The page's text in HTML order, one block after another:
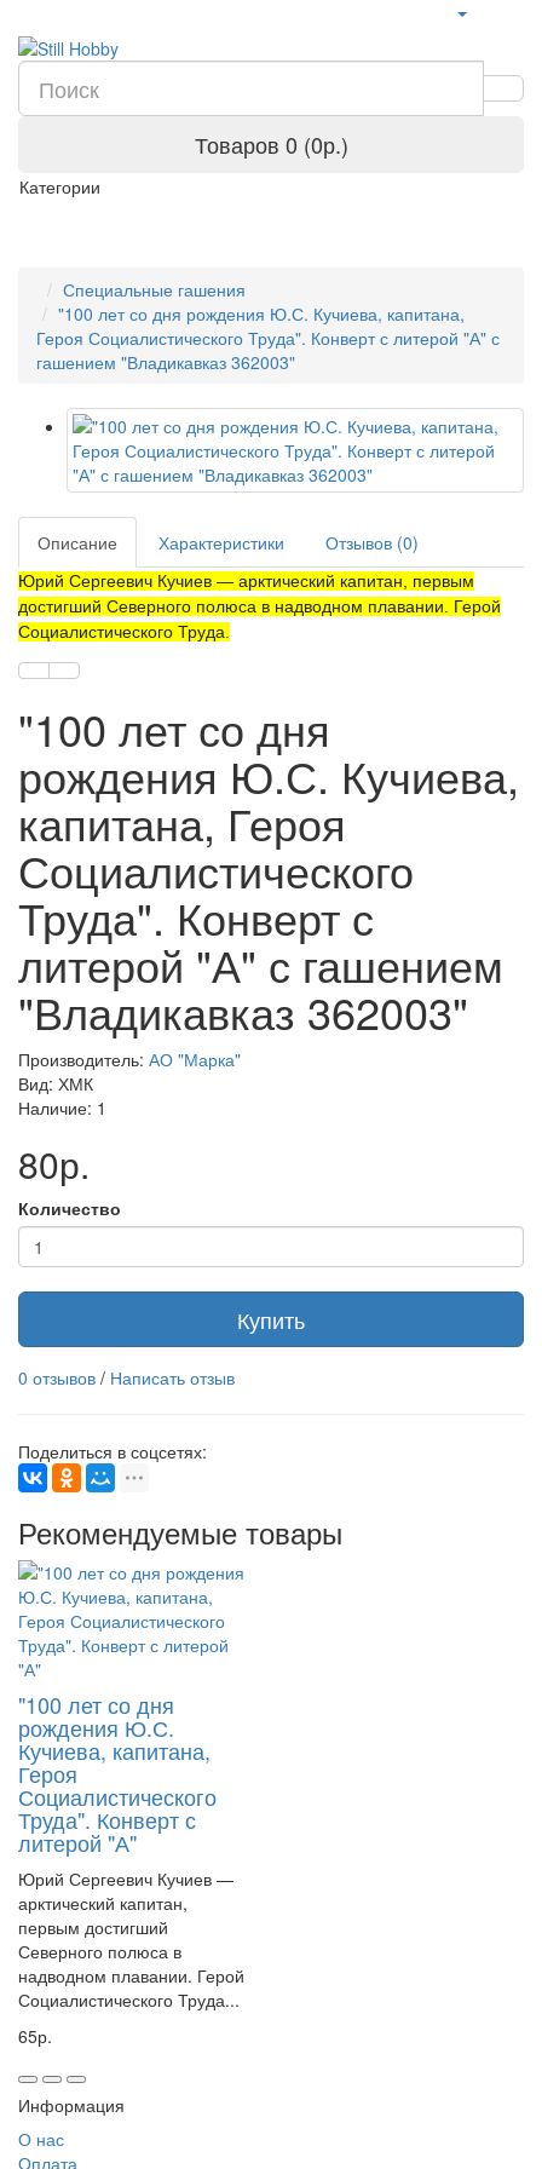
Товаров 0 (0р.)
Категории
Специальные гашения
"100 лет со дня рождения Ю.С. Кучиева, капитана,
Героя Социалистического Труда". Конверт с литерой "А" с
гашением "Владикавказ 362003"
Описание Характеристики Отзывов (0)
Юрий Сергеевич Кучиев — арктический капитан, первым
достигший Северного полюса в надводном плавании. Герой
Социалистического Труда.
"100 лет со дня
рождения Ю.С. Кучиева,
капитана, Героя
Социалистического
Труда". Конверт с
литерой "А" с гашением
"Владикавказ 362003"
Производитель: АО "Марка"
Вид: ХМК
Наличие: 1
80р.
Количество
Купить
0 отзывов / Написать отзыв
Поделиться в соцсетях:
Рекомендуемые товары
"100 лет со дня
рождения Ю.С.
Кучиева, капитана,
Героя
Социалистического
Труда". Конверт с
литерой "А"
Юрий Сергеевич Кучиев —
арктический капитан,
первым достигший
Северного полюса в
надводном плавании. Герой
Социалистического Труда...
65р.
Информация
О нас
Оплата